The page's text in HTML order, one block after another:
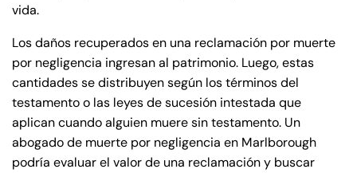
vida.
Los daños recuperados en una reclamación por muerte
por negligencia ingresan al patrimonio. Luego, estas
cantidades se distribuyen según los términos del
testamento o las leyes de sucesión intestada que
aplican cuando alguien muere sin testamento. Un
abogado de muerte por negligencia en Marlborough
podría evaluar el valor de una reclamación y buscar